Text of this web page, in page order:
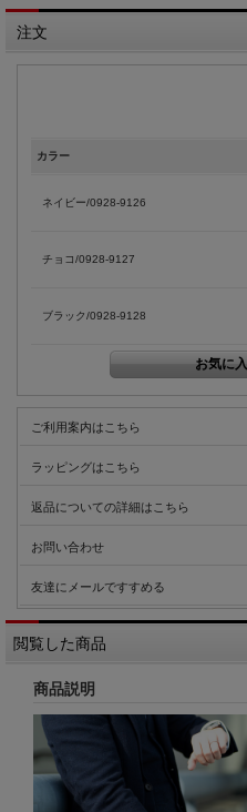
注文
カラー
ネイビー/0928-9126
チョコ/0928-9127
ブラック/0928-9128
ご利用案内はこちら
ラッピングはこちら
返品についての詳細はこちら
お問い合わせ
友達にメールですすめる
閲覧した商品
商品説明